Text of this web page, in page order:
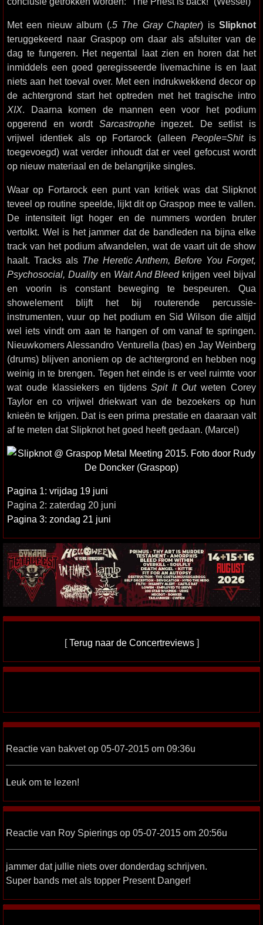
Met een nieuw album (.5 The Gray Chapter) isSlipknot
teruggekeerd naar Graspop om daar als afsluiter van de
dag te fungeren. Het negental laat zien en horen dat het
inmiddels een goed geregisseerde livemachine is en laat
niets aan het toeval over. Met een indrukwekkend decor op
de achtergrond start het optreden met het tragische intro
XIX. Daarna komen de mannen een voor het podium
opgerend en wordt Sarcastropheingezet. De setlist is
vrijwel identiek als op Fortarock (alleenPeople=Shitis
toegevoegd) wat verder inhoudt dat er veel gefocust wordt
op nieuw materiaal en de belangrijke singles.
Waar op Fortarock een punt van kritiek was dat Slipknot
teveel op routine speelde, lijkt dit op Graspop mee te vallen.
De intensiteit ligt hoger en de nummers worden bruter
vertolkt. Wel is het jammer dat de bandleden na bijna elke
track van het podium afwandelen, wat de vaart uit de show
haalt. Tracks als The Heretic Anthem, Before You Forget,
Psychosocial, Dualityen Wait And Bleedkrijgen veel bijval
en voorin is constant beweging te bespeuren. Qua
showelement blijft het bij routerende percussie-
instrumenten, vuur op het podium en Sid Wilson die altijd
wel iets vindt om aan te hangen of om vanaf te springen.
Nieuwkomers Alessandro Venturella (bas) en Jay Weinberg
(drums) blijven anoniem op de achtergrond en hebben nog
weinig in te brengen. Tegen het einde is er veel ruimte voor
wat oude klassiekers en tijdensSpit It Outweten Corey
Taylor en co vrijwel driekwart van de bezoekers op hun
knieën te krijgen. Dat is een prima prestatie en daaraan valt
af te meten dat Slipknot het goed heeft gedaan. (Marcel)
Pagina 1: vrijdag 19 juni
Pagina 2: zaterdag 20 juni
Pagina 3: zondag 21 juni
[Terug naar de Concertreviews]
Reactie van bakvet op 05-07-2015 om 09:36u
Leuk om te lezen!
Reactie van Roy Spierings op 05-07-2015 om 20:56u
jammer dat jullie niets over donderdag schrijven.
Super bands met als topper Present Danger!